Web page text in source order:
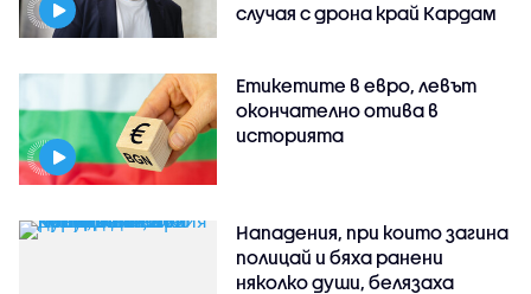
случая с дрона край Кардам
Етикетите в евро, левът
окончателно отива в
историята
Нападения, при които загина
полицай и бяха ранени
няколко души, белязаха